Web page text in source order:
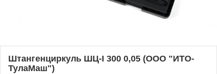
Штангенциркуль ШЦ-I 300 0,05 (ООО "ИТО-
ТулаМаш")